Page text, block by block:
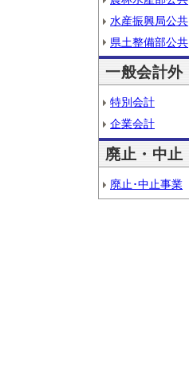
水産振興局公共
県土整備部公共
一般会計外
特別会計
企業会計
廃止・中止
廃止･中止事業